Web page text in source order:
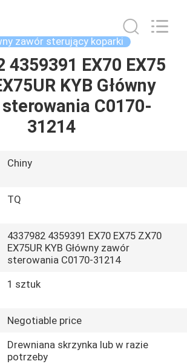
zawór sterujący koparki
4359391 EX70 EX75
KYB Główny
C0170-
31214
Chiny
TQ
4337982 4359391 EX70 EX75 ZX70
EX75UR KYB Główny zawór
sterowania C0170-31214
1 sztuk
Negotiable price
Drewniana skrzynka lub w razie
potrzeby